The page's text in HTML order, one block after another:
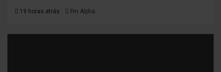
19 horas atrás Fm Alpha